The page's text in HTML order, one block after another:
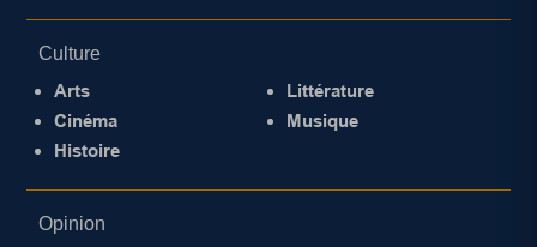
Culture
Arts
Cinéma
Histoire
Littérature
Musique
Opinion